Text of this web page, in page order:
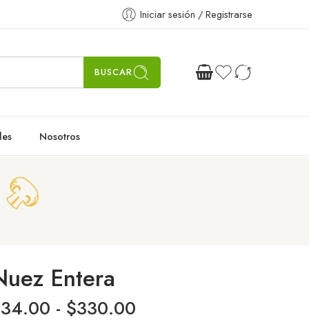
Iniciar sesión / Registrarse
BUSCAR
Nosotros
Entera
34.00 - $330.00